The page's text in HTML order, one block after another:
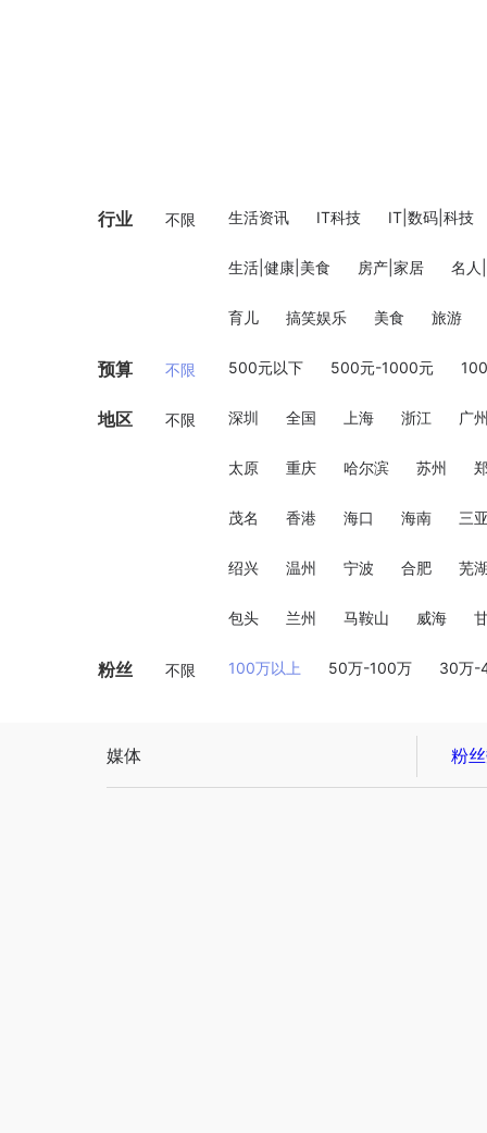
行业 不限 生活资讯 IT科技 IT|数码|科技
生活|健康|美食 房产|家居 名人
育儿 搞笑娱乐 美食 旅游
预算 不限 500元以下 500元-1000元
地区 不限 深圳 全国 上海 浙江 广
太原 重庆 哈尔滨 苏州
茂名 香港 海口 海南 三
绍兴 温州 宁波 合肥 芜
包头 兰州 马鞍山 威海
粉丝 不限 100万以上 50万-100万 30万-
媒体 粉